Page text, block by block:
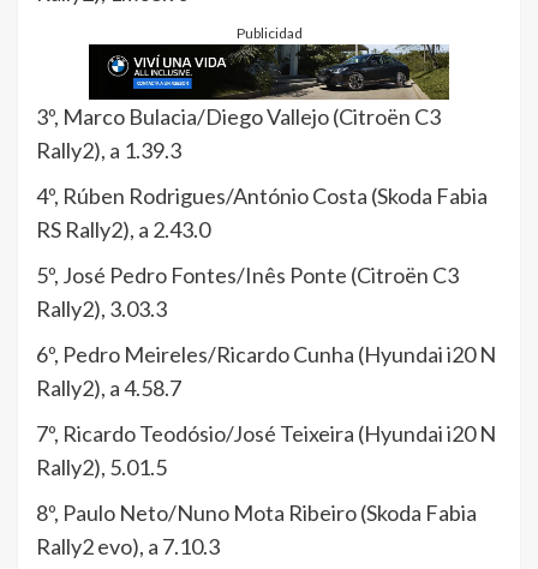
Publicidad
3º, Marco Bulacia/Diego Vallejo (Citroën C3
Rally2), a 1.39.3
4º, Rúben Rodrigues/António Costa (Skoda Fabia
RS Rally2), a 2.43.0
5º, José Pedro Fontes/Inês Ponte (Citroën C3
Rally2), 3.03.3
6º, Pedro Meireles/Ricardo Cunha (Hyundai i20 N
Rally2), a 4.58.7
7º, Ricardo Teodósio/José Teixeira (Hyundai i20 N
Rally2), 5.01.5
8º, Paulo Neto/Nuno Mota Ribeiro (Skoda Fabia
Rally2 evo), a 7.10.3